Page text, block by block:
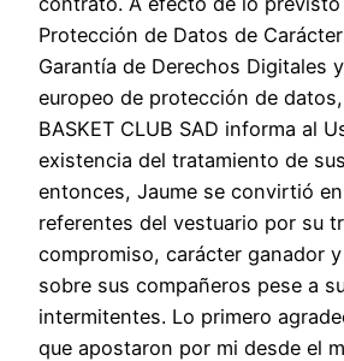
Protección de Datos de
Garantía de Derechos Digitales
europeo de protección de datos,
BASKET CLUB SAD informa al
existencia del tratamiento de
entonces, Jaume se convirtió
referentes del vestuario por su
compromiso, carácter ganador
sobre sus compañeros pese a
intermitentes. Lo primero
que apostaron por mi desde el